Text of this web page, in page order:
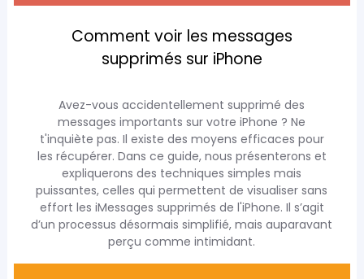
Comment voir les messages
supprimés sur iPhone
Avez-vous accidentellement supprimé des
messages importants sur votre iPhone ? Ne
t'inquiète pas. Il existe des moyens efficaces pour
les récupérer. Dans ce guide, nous présenterons et
expliquerons des techniques simples mais
puissantes, celles qui permettent de visualiser sans
effort les iMessages supprimés de l'iPhone. Il s’agit
d’un processus désormais simplifié, mais auparavant
perçu comme intimidant.